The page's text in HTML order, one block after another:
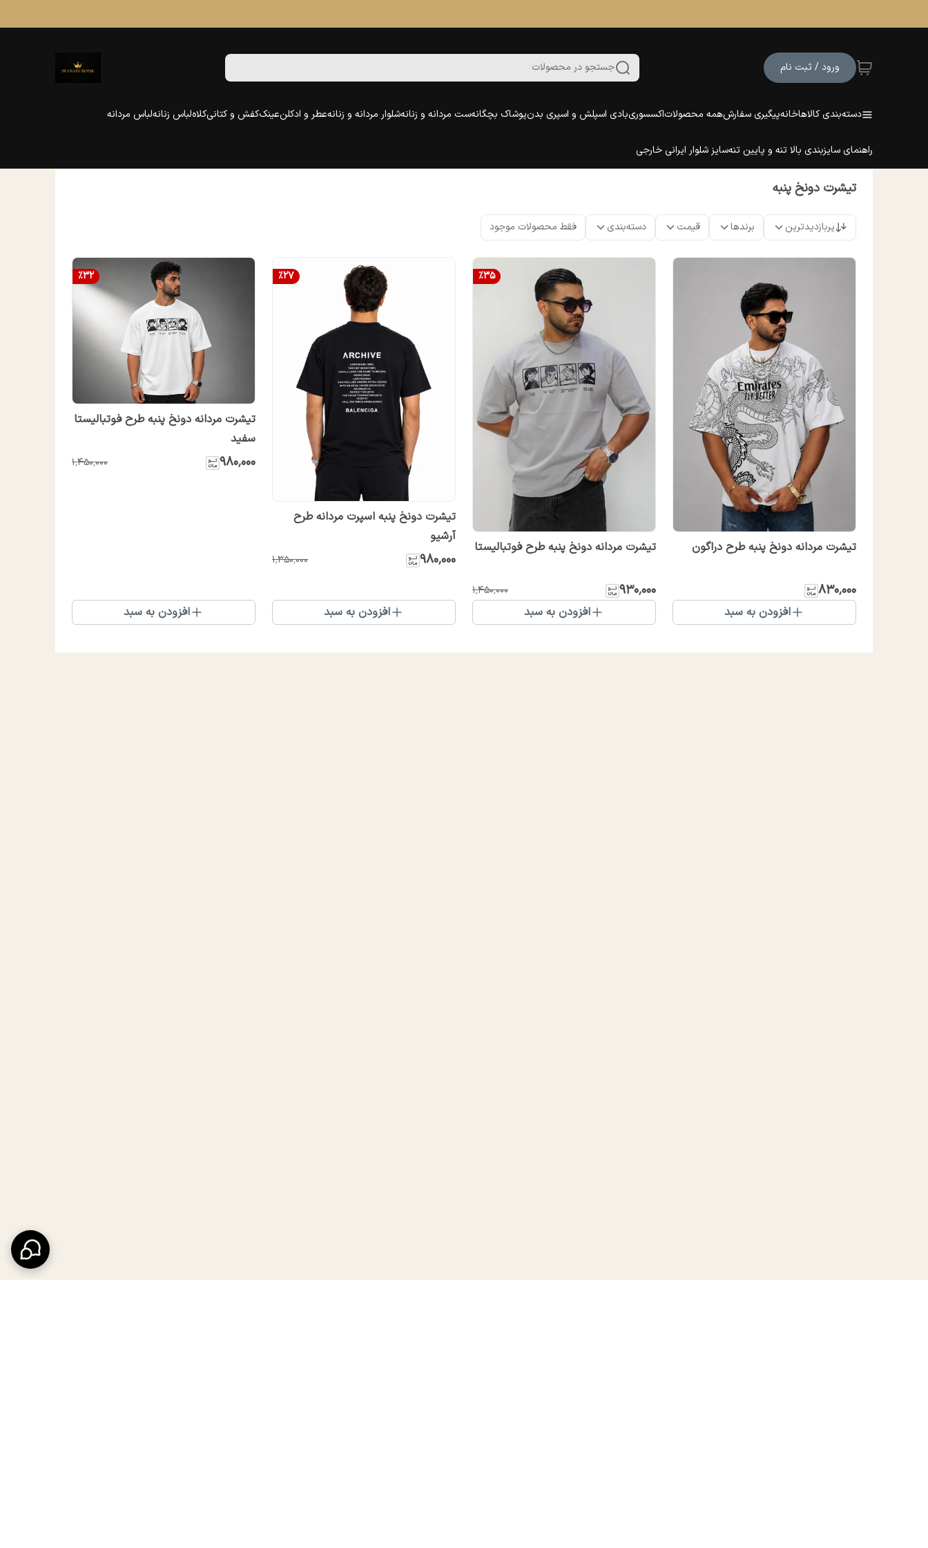
ورود / ثبت نام جستجو در محصولات
دسته‌بندی کالاهاخانهپیگیری سفارشهمه محصولاتاکسسوریبادی اسپلش و اسپری بدنپوشاک بچگانهست مردانه و زنانهشلوار مردانه و زنانهعطر و ادکلنعینککفش و کتانیکلاهلباس زنانهلباس مردانه
راهنمای سایزبندی بالا تنه و پایین تنهسایز شلوار ایرانی خارجی
تیشرت دونخ پنبه
پربازدیدترین برندها قیمت دسته‌بندی فقط محصولات موجود
تیشرت مردانه دونخ پنبه طرح دراگون
۸۳۰٬۰۰۰
افزودن به سبد
%35
تیشرت مردانه دونخ پنبه طرح فوتبالیستا
۹۳۰٬۰۰۰ ۱٬۴۵۰٬۰۰۰
افزودن به سبد
%27
تیشرت دونخ پنبه اسپرت مردانه طرح
آرشیو
۹۸۰٬۰۰۰ ۱٬۳۵۰٬۰۰۰
افزودن به سبد
%32
تیشرت مردانه دونخ پنبه طرح فوتبالیستا
سفید
۹۸۰٬۰۰۰ ۱٬۴۵۰٬۰۰۰
افزودن به سبد